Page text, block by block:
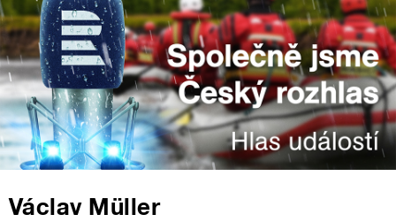
Václav Müller